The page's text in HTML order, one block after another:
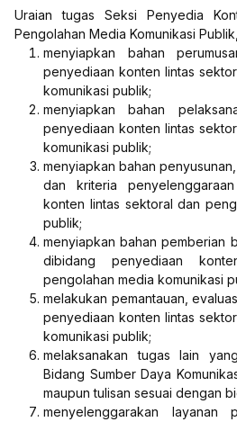
Uraian tugas Seksi Penyedia
Pengolahan Media Komunikasi
menyiapkan bahan
penyediaan konten lintas
komunikasi publik;
menyiapkan bahan
penyediaan konten lintas
komunikasi publik;
menyiapkan bahan
dan kriteria
konten lintas sektoral dan
publik;
menyiapkan bahan pemberian
dibidang penyediaan
pengolahan media komunikasi
melakukan pemantauan,
penyediaan konten lintas
komunikasi publik;
melaksanakan tugas lain
Bidang Sumber Daya
maupun tulisan sesuai dengan
menyelenggarakan layanan